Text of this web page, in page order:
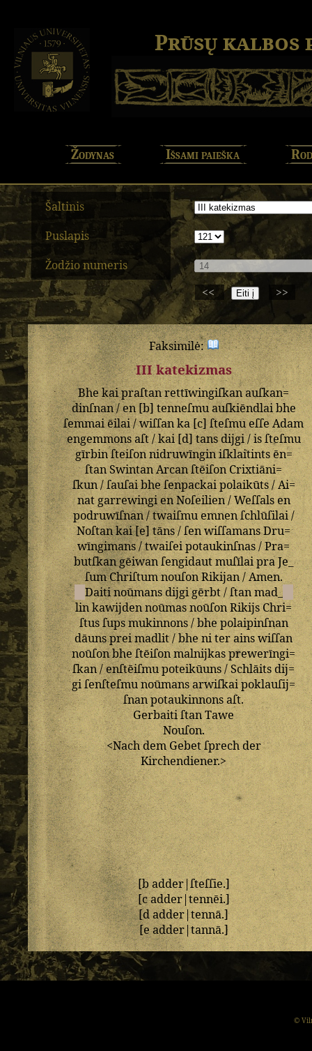
Prūsų kalbos
Žodynas Išsami paieška
Šaltinis
Puslapis
Žodžio numeris
<<
>>
Faksimilė:
III katekizmas
Bhekaipraſtanrettīwingiſkanauſkan=
dinſnan/en[b]tenneſmuauſkiēndlaibhe
ſemmaiēilai/wiſſan ka[c]ſteſmueſſe Adam
engemmonsaſt/kai[d]tansdijgi/isſteſmu
gīrbinſteiſonnidruwīnginiſklaitintsēn=
ſtan SwintanArcanſtēiſon Crixtiāni=
ſkun/ſauſaibheſenpackaipolaikūts/Ai=
natgarrewingienNoſeilien/Weſſalsen
podruwīſnan/twaiſmuemnenſchlūſilai/
Noſtankai[e]tāns/ſenwiſſamansDru=
wīngimans/twaiſeipotaukinſnas/Pra=
butſkangēiwanſengidaut muſīlaipraJe_
ſumChriſtumnouſonRikijan/Amen.
Daitinoūmansdijgigērbt/ſtanmad_
linkawijdennoūmasnoūſonRikijs Chri=
ſtusſupsmukinnons/bhepolaipinſnan
dāunspreimadlit/bhe niterainswiſſan
noūſonbheſtēiſonmalnijkas prewerīngi=
ſkan/enſtēiſmupoteikūuns/Schlāits dij=
giſenſteſmunoūmans arwiſkaipoklauſij=
ſnan potaukinnons aſt.
GerbaitiſtanTawe
Nouſon.
<NachdemGebetſprechder
Kirchendiener.>
[badder|ſteſſie.]
[cadder|tennēi.]
[dadder|tennā.]
[eadder|tannā.]
©